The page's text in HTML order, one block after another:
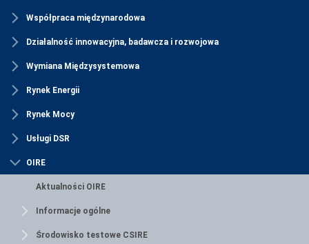
Współpraca międzynarodowa
Działalność innowacyjna, badawcza i rozwojowa
Wymiana Międzysystemowa
Rynek Energii
Rynek Mocy
Usługi DSR
OIRE
Aktualności OIRE
Informacje ogólne
Środowisko testowe CSIRE